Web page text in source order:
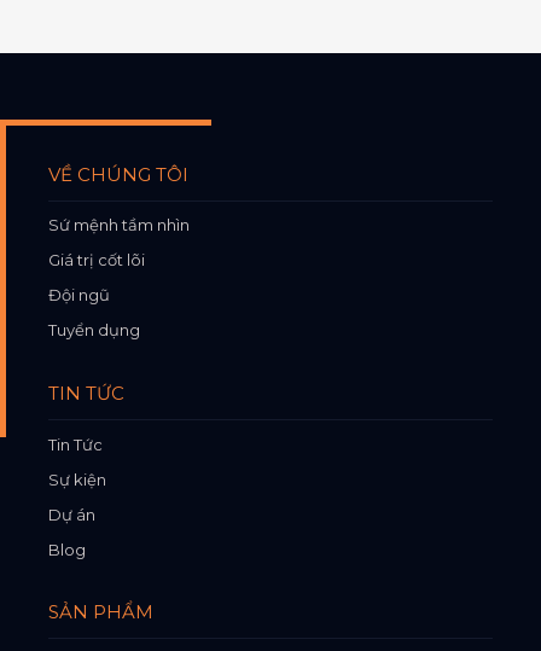
VỀ CHÚNG TÔI
Sứ mệnh tầm nhìn
Giá trị cốt lõi
Đội ngũ
Tuyển dụng
TIN TỨC
Tin Tức
Sự kiện
Dự án
Blog
SẢN PHẨM